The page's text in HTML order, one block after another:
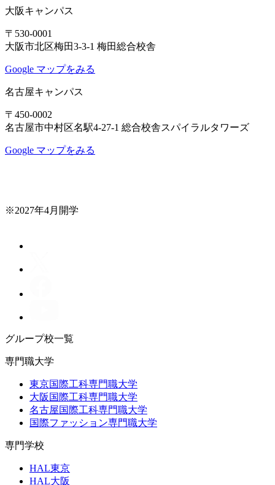
大阪キャンパス
〒530-0001
大阪市北区梅田3-3-1 梅田総合校舎
Google マップをみる
名古屋キャンパス
〒450-0002
名古屋市中村区名駅4-27-1 総合校舎スパイラルタワーズ
Google マップをみる
※2027年4月開学
グループ校一覧
専門職大学
東京国際工科専門職大学
大阪国際工科専門職大学
名古屋国際工科専門職大学
国際ファッション専門職大学
専門学校
HAL東京
HAL大阪